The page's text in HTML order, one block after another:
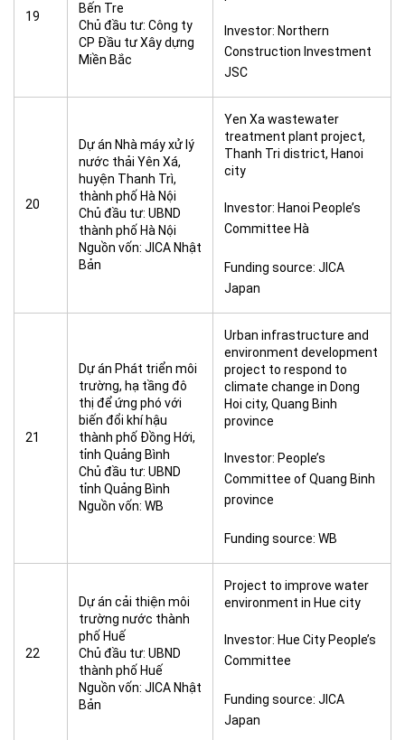
19
Bến Tre
Chủ đầu tư: Công ty
CP Đầu tư Xây dựng
Miền Bắc
Investor: Northern
Construction Investment
JSC
20
Dự án Nhà máy xử lý
nước thải Yên Xá,
huyện Thanh Trì,
thành phố Hà Nội
Chủ đầu tư: UBND
thành phố Hà Nội
Nguồn vốn: JICA Nhật
Bản
Yen Xa wastewater
treatment plant project,
Thanh Tri district, Hanoi
city
Investor: Hanoi People’s
Committee Hà
Funding source: JICA
Japan
21
Dự án Phát triển môi
trường, hạ tầng đô
thị để ứng phó với
biến đổi khí hậu
thành phố Đồng Hới,
tỉnh Quảng Bình
Chủ đầu tư: UBND
tỉnh Quảng Bình
Nguồn vốn: WB
Urban infrastructure and
environment development
project to respond to
climate change in Dong
Hoi city, Quang Binh
province
Investor: People’s
Committee of Quang Binh
province
Funding source: WB
22
Dự án cải thiện môi
trường nước thành
phố Huế
Chủ đầu tư: UBND
thành phố Huế
Nguồn vốn: JICA Nhật
Bản
Project to improve water
environment in Hue city
Investor: Hue City People’s
Committee
Funding source: JICA
Japan